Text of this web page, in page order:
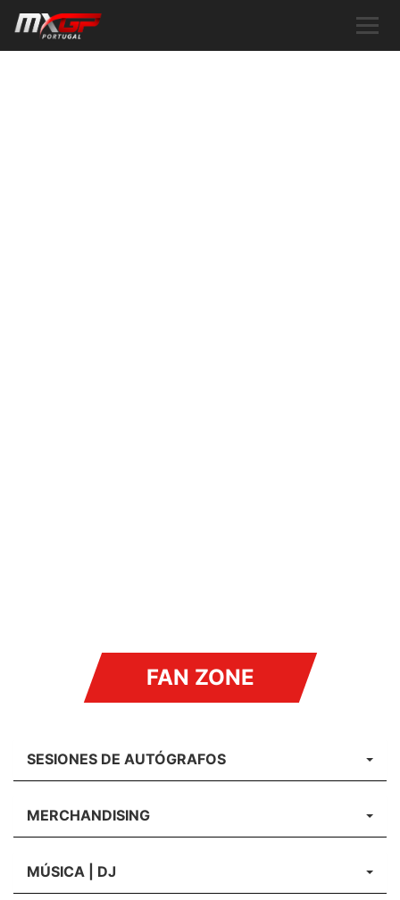
FAN ZONE
SESIONES DE AUTÓGRAFOS
MERCHANDISING
MÚSICA | DJ